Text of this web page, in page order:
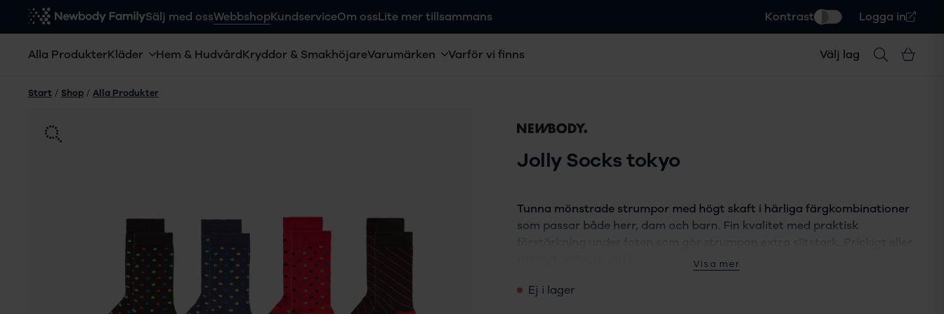
Sälj med ossWebbshopKundserviceOm ossLite mer tillsammans Kontrast Logga in
Alla ProdukterKläder Hem & HudvårdKryddor & SmakhöjareVarumärken Varför vi finns Välj lag
Start / Shop / Alla Produkter
Jolly Socks tokyo
Tunna mönstrade strumpor med högt skaft i härliga färgkombinationer
som passar både herr, dam och barn. Fin kvalitet med praktisk
Praktisk förstärkning
Visa mer
Ej i lager